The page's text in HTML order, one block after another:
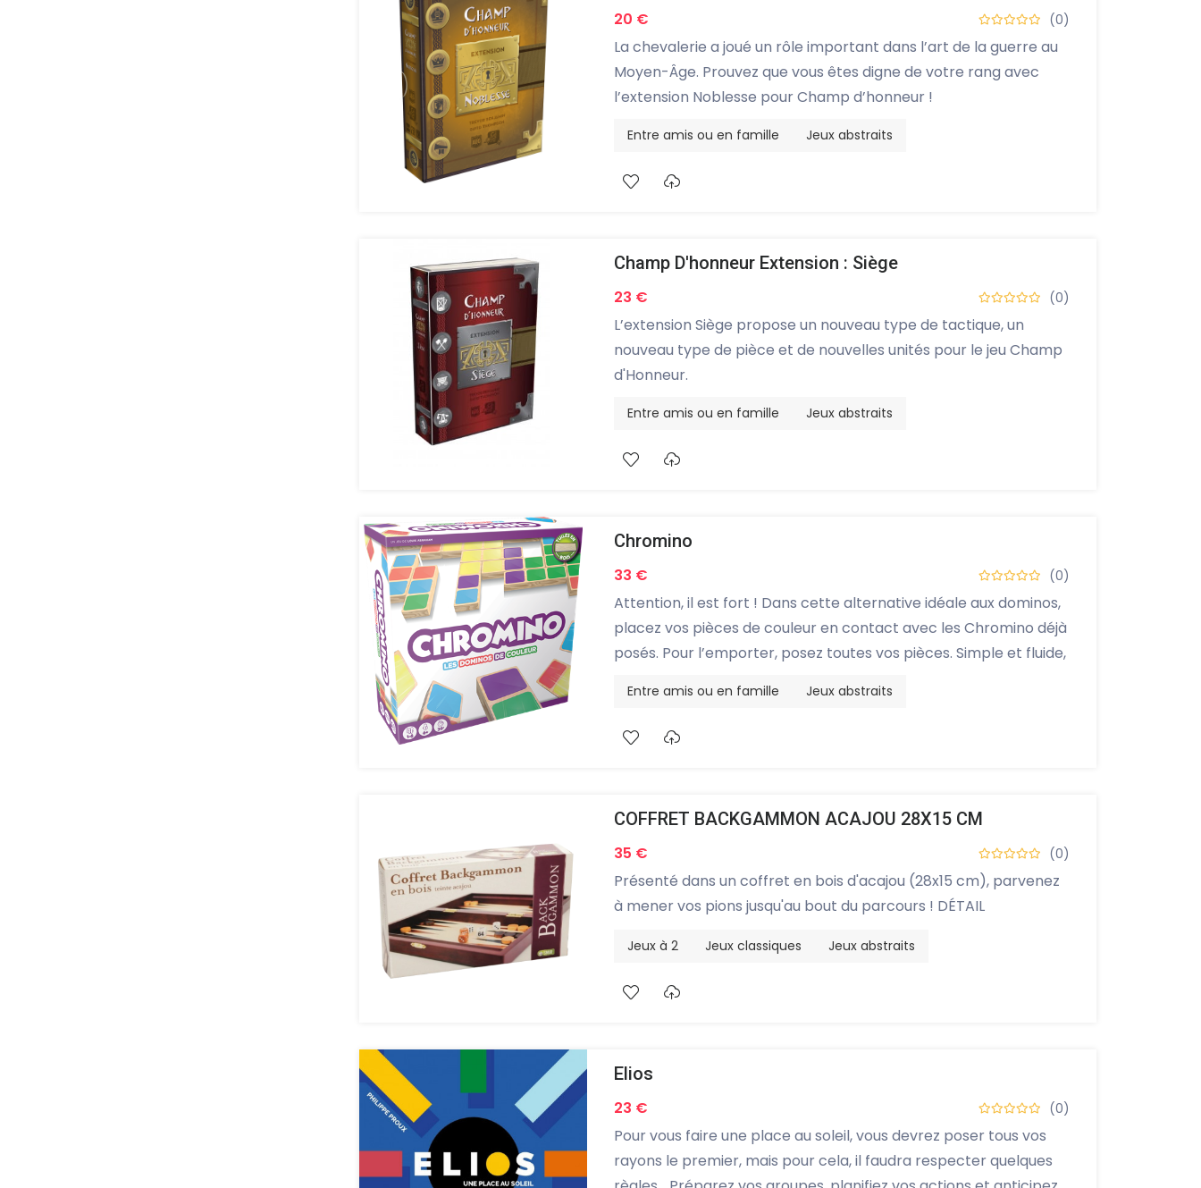
20 € (0)
La chevalerie a joué un rôle important dans l’art de la guerre au
Moyen-Âge. Prouvez que vous êtes digne de votre rang avec
l’extension Noblesse pour Champ d’honneur !
Entre amis ou en famille Jeux abstraits
Champ D'honneur Extension : Siège
23 € (0)
L’extension Siège propose un nouveau type de tactique, un
nouveau type de pièce et de nouvelles unités pour le jeu Champ
d'Honneur.
Entre amis ou en famille Jeux abstraits
Chromino
33 € (0)
Attention, il est fort ! Dans cette alternative idéale aux dominos,
placez vos pièces de couleur en contact avec les Chromino déjà
posés. Pour l’emporter, posez toutes vos pièces. Simple et fluide,
Entre amis ou en famille Jeux abstraits
COFFRET BACKGAMMON ACAJOU 28X15 CM
35 € (0)
Présenté dans un coffret en bois d'acajou (28x15 cm), parvenez
à mener vos pions jusqu'au bout du parcours ! DÉTAIL
Jeux à 2 Jeux classiques Jeux abstraits
Elios
23 € (0)
Pour vous faire une place au soleil, vous devrez poser tous vos
rayons le premier, mais pour cela, il faudra respecter quelques